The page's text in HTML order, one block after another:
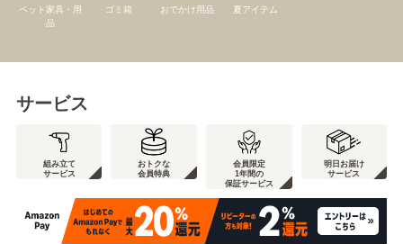
ペット家具・用
品
ゴミ箱 おでかけ用品 夏アイテム
サービス
組み立て
サービス
おトクな
会員特典
会員限定
1年間の
保証サービス
明日お届け
サービス